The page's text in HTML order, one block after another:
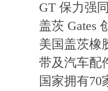
GT 保力强
盖茨 Gates
美国盖茨橡
带及汽车配
国家拥有